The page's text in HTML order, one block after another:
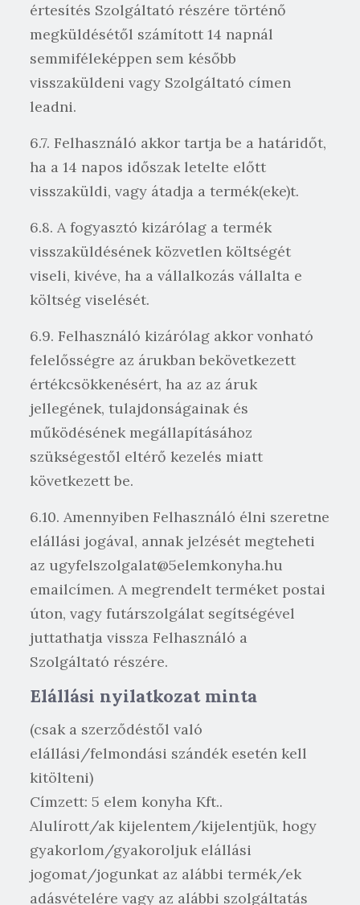
értesítés Szolgáltató részére történő
megküldésétől számított 14 napnál
semmiféleképpen sem később
visszaküldeni vagy Szolgáltató címen
leadni.
6.7. Felhasználó akkor tartja be a határidőt,
ha a 14 napos időszak letelte előtt
visszaküldi, vagy átadja a termék(eke)t.
6.8. A fogyasztó kizárólag a termék
visszaküldésének közvetlen költségét
viseli, kivéve, ha a vállalkozás vállalta e
költség viselését.
6.9. Felhasználó kizárólag akkor vonható
felelősségre az árukban bekövetkezett
értékcsökkenésért, ha az az áruk
jellegének, tulajdonságainak és
működésének megállapításához
szükségestől eltérő kezelés miatt
következett be.
6.10. Amennyiben Felhasználó élni szeretne
elállási jogával, annak jelzését megteheti
az ugyfelszolgalat@5elemkonyha.hu
emailcímen. A megrendelt terméket postai
úton, vagy futárszolgálat segítségével
juttathatja vissza Felhasználó a
Szolgáltató részére.
Elállási nyilatkozat minta
(csak a szerződéstől való
elállási/felmondási szándék esetén kell
kitölteni)
Címzett: 5 elem konyha Kft..
Alulírott/ak kijelentem/kijelentjük, hogy
gyakorlom/gyakoroljuk elállási
jogomat/jogunkat az alábbi termék/ek
adásvételére vagy az alábbi szolgáltatás